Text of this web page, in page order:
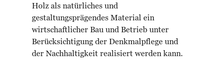
Holz als natürliches und
gestaltungsprägendes Material ein
wirtschaftlicher Bau und Betrieb unter
Berücksichtigung der Denkmalpflege und
der Nachhaltigkeit realisiert werden kann.